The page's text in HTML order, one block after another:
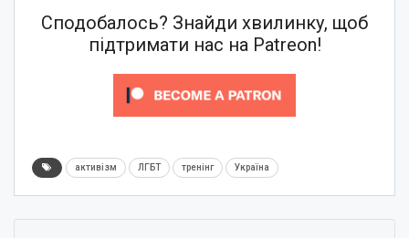
Сподобалось? Знайди хвилинку, щоб
підтримати нас на Patreon!
активізм ЛГБТ тренінг Україна